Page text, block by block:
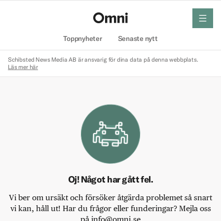
Toppnyheter Senaste nytt
meny
Schibsted News Media AB är ansvarig för dina data på denna webbplats.
Läs mer här
Oj! Något har gått fel.
Vi ber om ursäkt och försöker åtgärda problemet så snart
vi kan, håll ut! Har du frågor eller funderingar? Mejla oss